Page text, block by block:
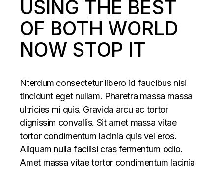
USING THE BEST
OF BOTH WORLD
NOW STOP IT
Nterdum consectetur libero id faucibus nisl
tincidunt eget nullam. Pharetra massa massa
ultricies mi quis. Gravida arcu ac tortor
dignissim convallis. Sit amet massa vitae
tortor condimentum lacinia quis vel eros.
Aliquam nulla facilisi cras fermentum odio.
Amet massa vitae tortor condimentum lacinia